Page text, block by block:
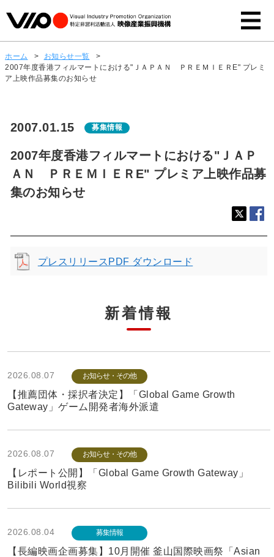
ホーム > お知らせ一覧
>
2007年度香港フィルマートにおける"ＪＡＰＡＮ ＰＲＥＭＩＥＲE" プレミ
ア上映作品募集のお知らせ
2007.01.15 募集情報
2007年度香港フィルマートにおける"ＪＡＰ
ＡＮ ＰＲＥＭＩＥＲE" プレミア上映作品募
集のお知らせ
プレスリリースPDF ダウンロード
新着情報
2026.08.07 お知らせ・その他
【推薦団体・採択者決定】「Global Game Growth
Gateway」ゲーム開発者海外派遣
2026.08.07 お知らせ・その他
【レポート公開】「Global Game Growth Gateway」
Bilibili World視察
2026.08.04 募集情報
【長編映画企画募集】10月開催 釜山国際映画祭「Asian